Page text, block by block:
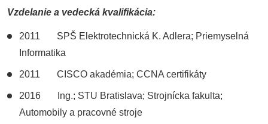
Vzdelanie a vedecká kvalifikácia:
2011 SPŠ Elektrotechnická K. Adlera; Priemyselná
Informatika
2011 CISCO akadémia; CCNA certifikáty
2016 Ing.; STU Bratislava; Strojnícka fakulta;
Automobily a pracovné stroje